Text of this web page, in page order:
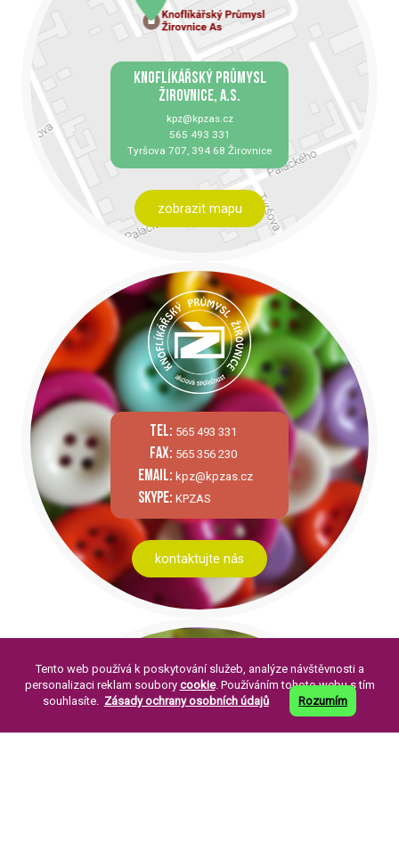
KNOFLÍKÁŘSKÝ PRŮMYSL
ŽIROVNICE, A.S.
kpz@kpzas.cz
565 493 331
Tyršova 707, 394 68 Žirovnice
zobrazit mapu
tel: 565 493 331
fax: 565 356 230
email: kpz@kpzas.cz
skype: KPZAS
kontaktujte nás
Tento web používá k poskytování služeb, analýze návštěvnosti a
personalizaci reklam soubory cookie. Používáním tohoto webu s tím
souhlasíte. Zásady ochrany osobních údajů Rozumím